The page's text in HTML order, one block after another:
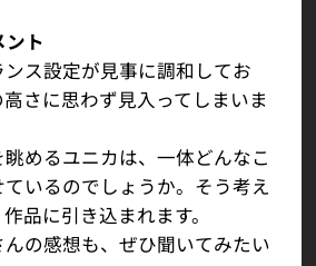
ト
ス設定が見事に調和してお
さに思わず見入ってしまいま
めるユニカは、一体どんなこ
いるのでしょうか。そう考え
品に引き込まれます。
の感想も、ぜひ聞いてみたい